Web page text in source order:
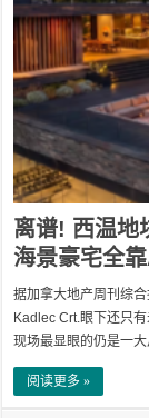
离谱! 西温地
海景豪宅全
据加拿大地产周刊综
Kadlec Crt.眼下还只
现场最显眼的仍是一
阅读更多 »